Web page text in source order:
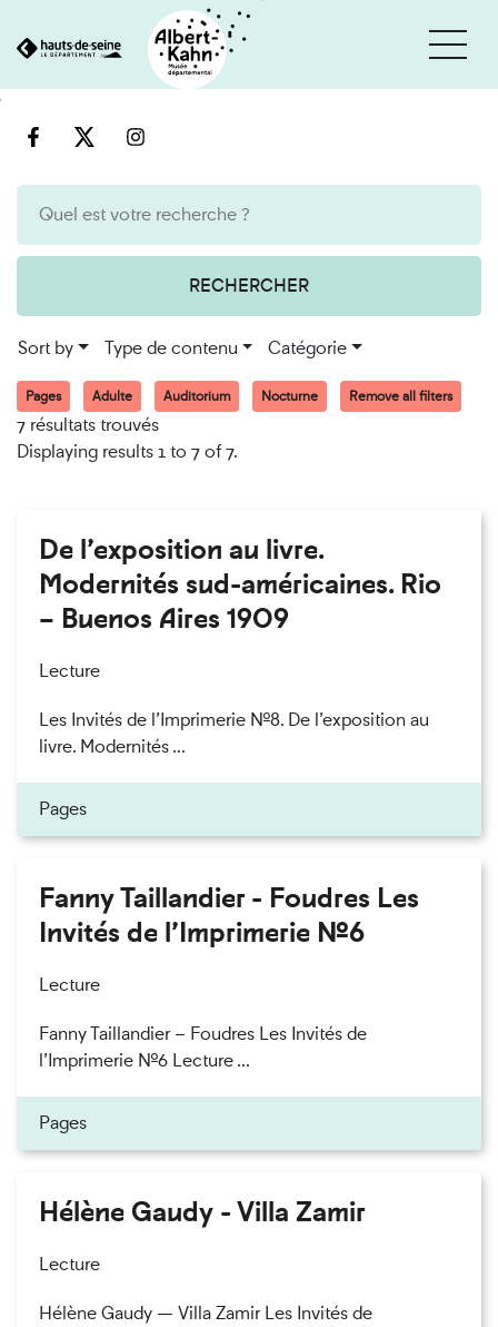
engine
RECHERCHER
Sort by Type de contenu Catégorie
Pages Adulte Auditorium Nocturne Remove all filters
7 résultats trouvés
Displaying results 1 to 7 of 7.
De l’exposition au livre.
Modernités sud-américaines. Rio
– Buenos Aires 1909
Lecture
Les Invités de l’Imprimerie n°8. De l’exposition au
livre. Modernités ...
Pages
Fanny Taillandier - Foudres Les
Invités de l’Imprimerie n°6
Lecture
Fanny Taillandier – Foudres Les Invités de
l’Imprimerie n°6 Lecture ...
Pages
Hélène Gaudy - Villa Zamir
Lecture
Hélène Gaudy — Villa Zamir Les Invités de
Cookies management panel